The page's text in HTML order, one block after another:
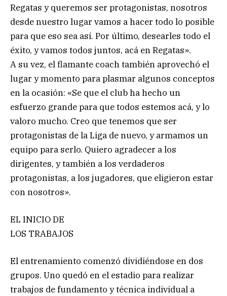
Regatas y queremos ser protagonistas, nosotros
desde nuestro lugar vamos a hacer todo lo posible
para que eso sea así. Por último, desearles todo el
éxito, y vamos todos juntos, acá en Regatas».
A su vez, el flamante coach también aprovechó el
lugar y momento para plasmar algunos conceptos
en la ocasión: «Se que el club ha hecho un
esfuerzo grande para que todos estemos acá, y lo
valoro mucho. Creo que tenemos que ser
protagonistas de la Liga de nuevo, y armamos un
equipo para serlo. Quiero agradecer a los
dirigentes, y también a los verdaderos
protagonistas, a los jugadores, que eligieron estar
con nosotros».
EL INICIO DE
LOS TRABAJOS
El entrenamiento comenzó dividiéndose en dos
grupos. Uno quedó en el estadio para realizar
trabajos de fundamento y técnica individual a